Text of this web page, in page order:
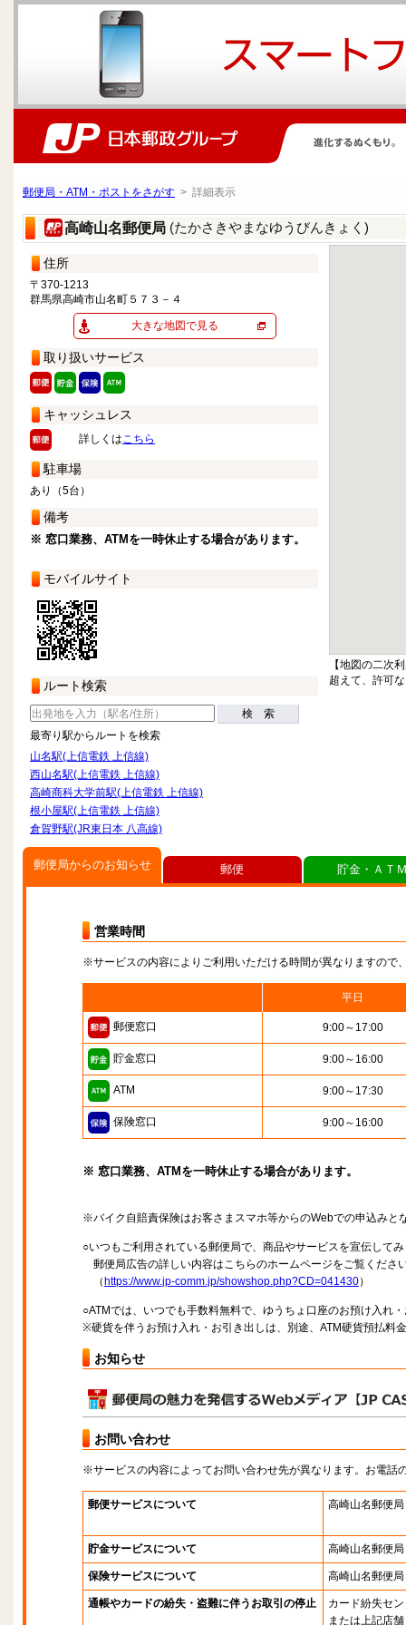
郵便局・ATM・ポストをさがす > 詳細表示
高崎山名郵便局 (たかさきやまなゆうびんきょく)
住所
〒370-1213
群馬県高崎市山名町５７３－４
大きな地図で見る
取り扱いサービス
キャッシュレス
詳しくはこちら
駐車場
あり（5台）
備考
※ 窓口業務、ATMを一時休止する場合があります。
モバイルサイト
ルート検索
検 索
最寄り駅からルートを検索
山名駅(上信電鉄 上信線)
西山名駅(上信電鉄 上信線)
高崎商科大学前駅(上信電鉄 上信線)
根小屋駅(上信電鉄 上信線)
倉賀野駅(JR東日本 八高線)
【地図の二次
超えて、許可
郵便局からのお知らせ
営業時間
※サービスの内容によりご利用いただける時間が異なりますので
平日
郵便窓口 9:00～17:00
貯金窓口 9:00～16:00
ATM 9:00～17:30
保険窓口 9:00～16:00
※ 窓口業務、ATMを一時休止する場合があります。
※バイク自賠責保険はお客さまスマホ等からのWebでの申込みと
○いつもご利用されている郵便局で、商品やサービスを宣伝して
郵便局広告の詳しい内容はこちらのホームページをご覧くださ
（ https://www.jp-comm.jp/showshop.php?CD=041430）
○ATMでは、いつでも手数料無料で、ゆうちょ口座のお預け入れ
※硬貨を伴うお預け入れ・お引き出しは、別途、ATM硬貨預払料
お知らせ
お問い合わせ
※サービスの内容によってお問い合わせ先が異なります。お電話
郵便サービスについて 高崎山名郵便局
貯金サービスについて 高崎山名郵便局
保険サービスについて 高崎山名郵便局
通帳やカードの紛失・盗難に伴うお取引の停止
カード紛失セ
または上記店舗
郵便 貯金・ＡＴ